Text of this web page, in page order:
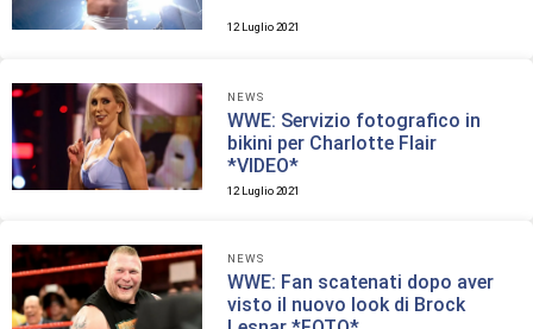
12 Luglio 2021
NEWS
WWE: Servizio fotografico in
bikini per Charlotte Flair
*VIDEO*
12 Luglio 2021
NEWS
WWE: Fan scatenati dopo aver
visto il nuovo look di Brock